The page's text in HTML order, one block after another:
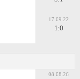
17.09.22
1:0
08.08.26